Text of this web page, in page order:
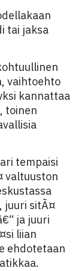
tai jaksa
vaihtoehto
kannattaa
toinen
tempaisi
valtuuston
juuri sitÃ¤
ja juuri
liian
ehdotetaan